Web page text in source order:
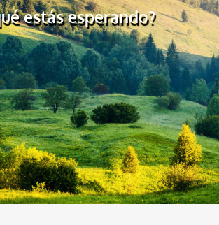
estás esperando?